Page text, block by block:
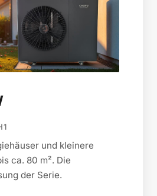
und kleinere
ca. 80 m². Die
der Serie.